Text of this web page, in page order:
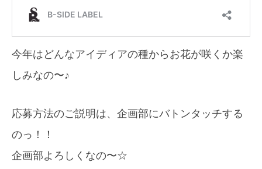
今年はどんなアイディアの種からお花が咲くか楽
しみなの〜♪
応募方法のご説明は、企画部にバトンタッチする
のっ！！
企画部よろしくなの〜☆